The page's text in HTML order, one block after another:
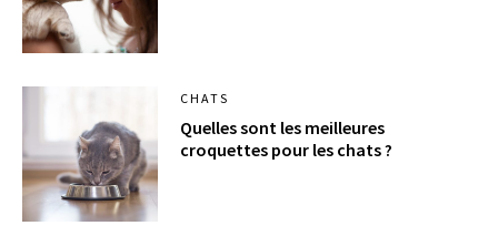
CHATS
Quelles sont les meilleures
croquettes pour les chats ?